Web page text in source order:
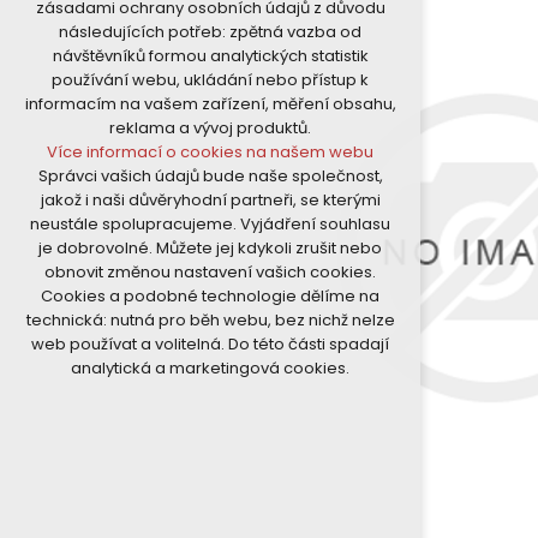
nutná pro provozování webu
udržení kontextu stránek (session):
případná přihlášení, volby jazyka, apod.
Volitelná cookies
analytická pro anonymizované
vyhodnocení návštěvnosti
marketingová cookies (Google)
Více informací o cookies na našem webu
Přijmout všechny cookies
Odmítnout vše
zásadami ochrany osobních údajů z důvodu
následujících potřeb: zpětná vazba od
návštěvníků formou analytických statistik
používání webu, ukládání nebo přístup k
informacím na vašem zařízení, měření obsahu,
reklama a vývoj produktů.
Více informací o cookies na našem webu
Správci vašich údajů bude naše společnost,
jakož i naši důvěryhodní partneři, se kterými
neustále spolupracujeme. Vyjádření souhlasu
je dobrovolné. Můžete jej kdykoli zrušit nebo
obnovit změnou nastavení vašich cookies.
Cookies a podobné technologie dělíme na
technická: nutná pro běh webu, bez nichž nelze
web používat a volitelná. Do této části spadají
analytická a marketingová cookies.